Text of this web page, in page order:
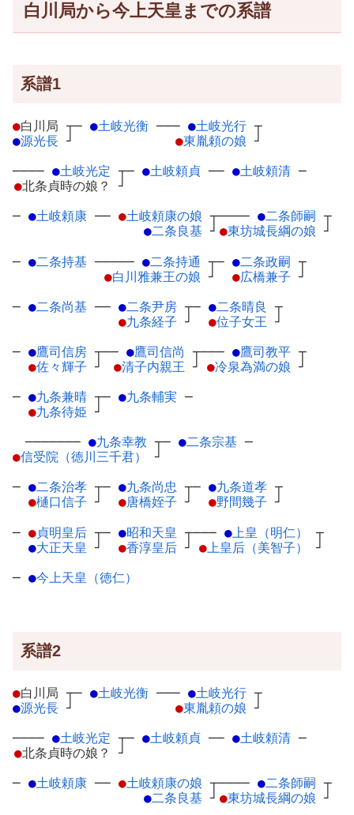
白川局から今上天皇までの系譜
系譜1
●白川局 ┬
●源光長 ┘
─ ●土岐光衡 ─── ●土岐光行 ┬
●東胤頼の娘 ┘
──── ●土岐光定 ┬
●北条貞時の娘？ ┘
─ ●土岐頼貞 ── ●土岐頼清 ─
─ ●土岐頼康 ── ●土岐頼康の娘 ┬
●二条良基 ┘
──── ●二条師嗣 ┬
●東坊城長綱の娘 ┘
─ ●二条持基 ───── ●二条持通 ┬
●白川雅兼王の娘 ┘
─ ●二条政嗣 ┬
●広橋兼子 ┘
─ ●二条尚基 ── ●二条尹房 ┬
●九条経子 ┘
─ ●二条晴良
┬
●位子女王 ┘
─ ●鷹司信房 ┬
●佐々輝子 ┘
── ●鷹司信尚 ┬
●清子内親王 ┘
─── ●鷹司教平 ┬
●冷泉為満の娘 ┘
─ ●九条兼晴 ┬
●九条待姫 ┘
─ ●九条輔実 ─
─────── ●九条幸教 ┬
●信受院（徳川三千君） ┘
─ ●二条宗基 ─
─ ●二条治孝 ┬
●樋口信子 ┘
─ ●九条尚忠 ┬
●唐橋姪子 ┘
─ ●九条道孝 ┬
●野間幾子 ┘
─ ●貞明皇后 ┬
●大正天皇 ┘
─ ●昭和天皇 ┬
●香淳皇后 ┘
─── ● 上皇（明仁）
┬
● 上皇后（美智子） ┘
─ ●今上天皇（徳仁）
系譜2
●白川局 ┬
●源光長 ┘
─ ●土岐光衡 ─── ●土岐光行 ┬
●東胤頼の娘 ┘
──── ●土岐光定 ┬
●北条貞時の娘？ ┘
─ ●土岐頼貞 ── ●土岐頼清 ─
─ ●土岐頼康 ── ●土岐頼康の娘 ┬
●二条良基 ┘
──── ●二条師嗣 ┬
●東坊城長綱の娘 ┘